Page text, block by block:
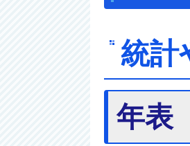
統計
年表